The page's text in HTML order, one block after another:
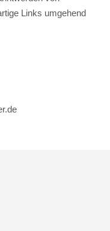
Links umgehend